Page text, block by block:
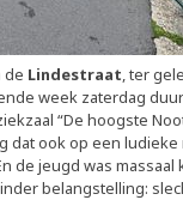
de Lindestraat, ter
week zaterdag
“De hoogste
dat ook op een
de jeugd was massaal
belangstelling: